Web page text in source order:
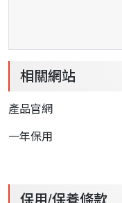
相關網站
產品官網
一年保用
保用/保養條款